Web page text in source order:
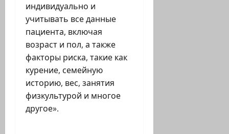
индивидуально и
учитывать все данные
пациента, включая
возраст и пол, а также
факторы риска, такие как
курение, семейную
историю, вес, занятия
физкультурой и многое
другое».